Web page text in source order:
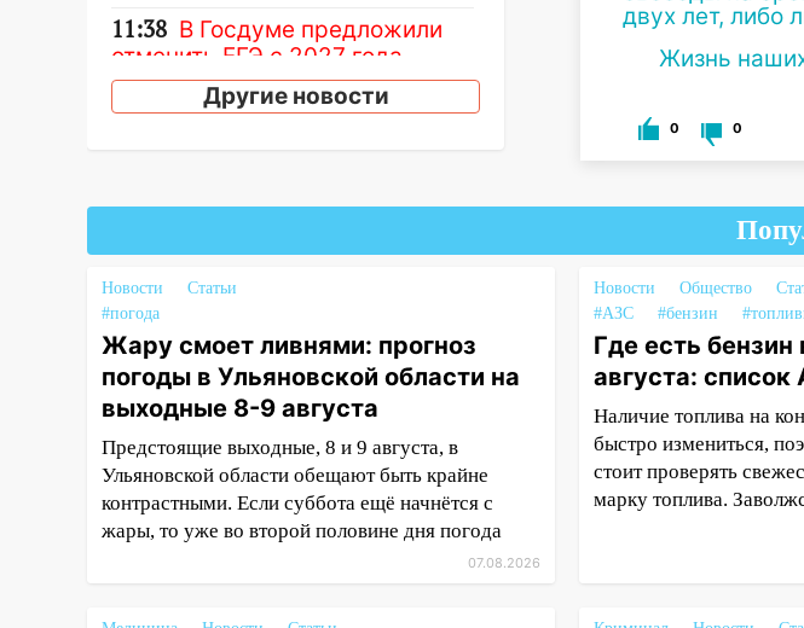
двух лет, либо
Жизнь
0 0
11:38 В Госдуме предложили
отменить ЕГЭ с 2027 года
11:25
В Ульяновске ИИ будет
11:20
Клейменова выиграла два
золота в составе сборной мира
11:16
памятную доску декабристу
Кондратию Рылееву
10:40 В Ульяновске спасатели
ночью нашли потерявшегося в
заброшенных садах 79-летнего
мужчину
10:26
На нескольких улицах
Другие новости
Новости
Статьи
#погода
Жару смоет ливнями: прогноз
погоды в Ульяновской области на
выходные 8-9 августа
Предстоящие выходные, 8 и 9 августа, в
Ульяновской области обещают быть крайне
контрастными. Если суббота ещё начнётся с
жары, то уже во второй половине дня погода
07.08.2026
Новости Общество
#АЗС
#бензин
Где есть бензин
августа: список
Наличие топлива на
быстро измениться,
стоит проверять
марку топлива.